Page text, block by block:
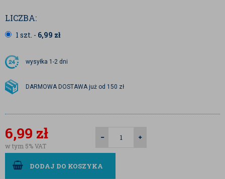
LICZBA:
1 szt. - 6,99 zł
wysyłka 1-2 dni
DARMOWA DOSTAWA już od 150 zł
6,99 zł
w tym 5% VAT
DODAJ DO KOSZYKA